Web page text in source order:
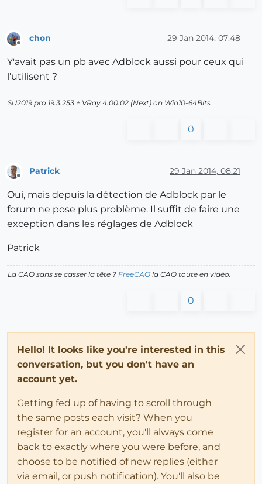
chon 29 Jan 2014, 07:48
Y'avait pas un pb avec Adblock aussi pour ceux qui
l'utilisent ?
SU2019 pro 19.3.253 + VRay 4.00.02 (Next) on Win10-64Bits
0
Offline
Patrick 29 Jan 2014, 08:21
Oui, mais depuis la détection de Adblock par le
forum ne pose plus problème. Il suffit de faire une
exception dans les réglages de Adblock
Patrick
La CAO sans se casser la tête ? FreeCAO la CAO toute en vidéo.
0
Hello! It looks like you're interested in this
conversation, but you don't have an
account yet.
Getting fed up of having to scroll through
the same posts each visit? When you
register for an account, you'll always come
back to exactly where you were before, and
choose to be notified of new replies (either
via email, or push notification). You'll also be